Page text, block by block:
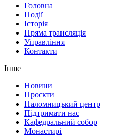
Головна
Події
Історія
Пряма трансляція
Управління
Контакти
Інше
Новини
Проєкти
Паломницький центр
Підтримати нас
Кафедральний собор
Монастирі